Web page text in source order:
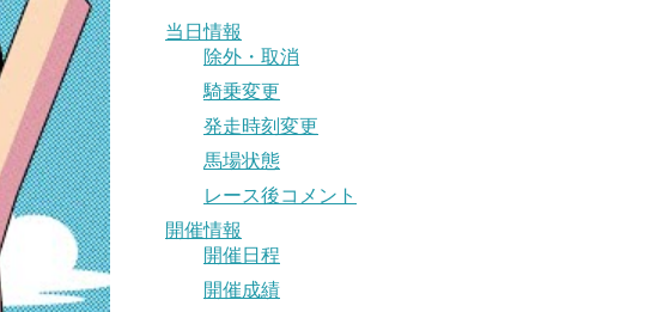
当日情報
除外・取消
騎乗変更
発走時刻変更
馬場状態
レース後コメント
開催情報
開催日程
開催成績